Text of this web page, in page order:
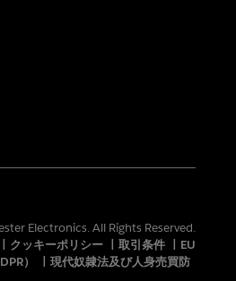
Electronics. All Rights Reserved.
クッキーポリシー 取引条件
EU
）
現代奴隷法及び人身売買防